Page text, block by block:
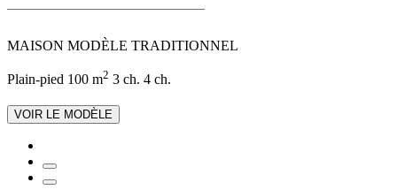
MAISON MODÈLE TRADITIONNEL
Plain-pied 100 m2 3 ch. 4 ch.
VOIR LE MODÈLE